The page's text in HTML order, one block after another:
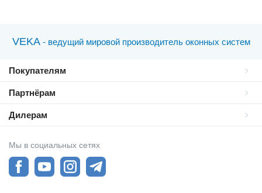
VEKA - ведущий мировой производитель оконных систем
Покупателям
Партнёрам
Дилерам
Мы в социальных сетях